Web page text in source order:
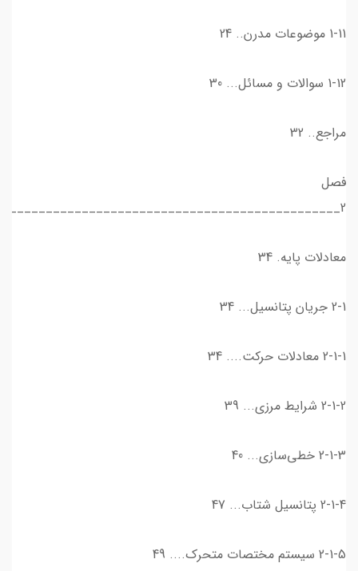
1-11 موضوعات مدرن.. 24
1-12 سوالات و مسائل... 30
مراجع.. 32
فصل
2_______________________________________________
معادلات پايه. 34
2-1 جريان پتانسيل... 34
2-1-1 معادلات حركت.... 34
2-1-2 شرايط مرزي... 39
2-1-3 خطي‌سازي... 40
2-1-4 پتانسيل شتاب... 47
2-1-5 سيستم مختصات متحرك.... 49